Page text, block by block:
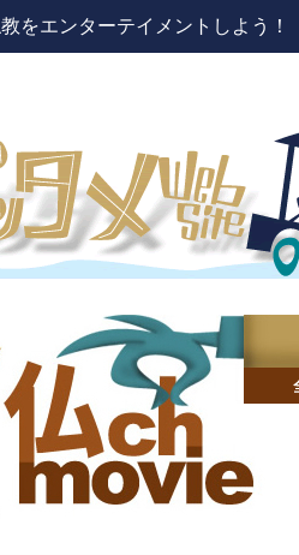
をエンターテイメントしよう